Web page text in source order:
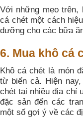
Với những mẹo trên,
cá chét một cách
dưỡng cho các bữa
6. Mua khô cá
Khô cá chét là món
từ biển cả. Hiện
chét tại nhiều địa chỉ
đặc sản đến các
một số gợi ý về các